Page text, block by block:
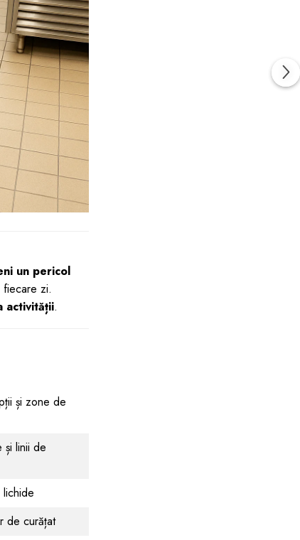
un pericol
fiecare zi.
activității.
și zone de
linii de
de curățat